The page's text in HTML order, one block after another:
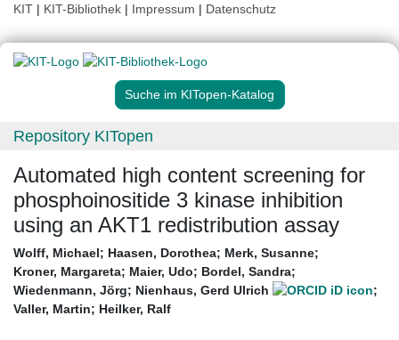
KIT | KIT-Bibliothek | Impressum | Datenschutz
Suche im KITopen-Katalog
Repository KITopen
Automated high content screening for
phosphoinositide 3 kinase inhibition
using an AKT1 redistribution assay
Wolff, Michael; Haasen, Dorothea; Merk, Susanne;
Kroner, Margareta; Maier, Udo; Bordel, Sandra;
Wiedenmann, Jörg; Nienhaus, Gerd Ulrich
;
Valler, Martin; Heilker, Ralf